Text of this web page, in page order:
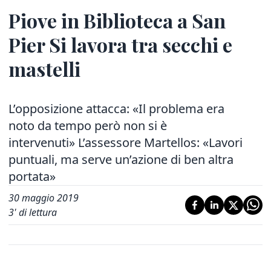
Piove in Biblioteca a San
Pier Si lavora tra secchi e
mastelli
L’opposizione attacca: «Il problema era
noto da tempo però non si è
intervenuti» L’assessore Martellos: «Lavori
puntuali, ma serve un’azione di ben altra
portata»
30 maggio 2019
3' di lettura